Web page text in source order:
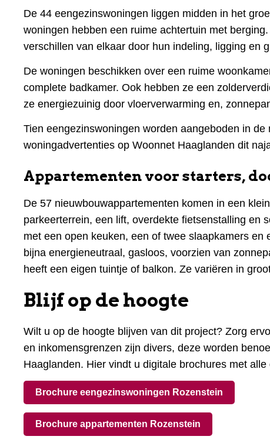
De 44 eengezinswoningen liggen midden in het
woningen hebben een ruime achtertuin met
verschillen van elkaar door hun indeling, ligging en
De woningen beschikken over een ruime
complete badkamer. Ook hebben ze een
ze energiezuinig door vloerverwarming en,
Tien eengezinswoningen worden aangeboden in
woningadvertenties op Woonnet Haaglanden dit
Appartementen voor starters,
De 57 nieuwbouwappartementen komen in een
parkeerterrein, een lift, overdekte fietsenstalling en
met een open keuken, een of twee slaapkamers
bijna energieneutraal, gasloos, voorzien van
heeft een eigen tuintje of balkon. Ze variëren in
Blijf op de hoogte
Wilt u op de hoogte blijven van dit project? Zorg
en inkomensgrenzen zijn divers, deze worden
Haaglanden. Hier vindt u digitale brochures met
Brochure eengezinswoningen Rozenstein
Brochure appartementen Rozenstein